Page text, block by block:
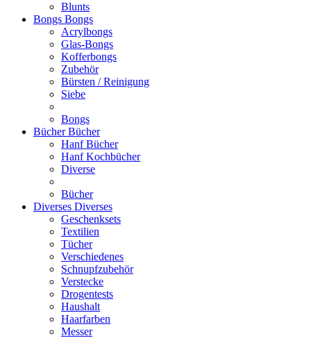
Blunts
Bongs Bongs
Acrylbongs
Glas-Bongs
Kofferbongs
Zubehör
Bürsten / Reinigung
Siebe
Bongs
BücherBücher
Hanf Bücher
Hanf Kochbücher
Diverse
Bücher
Diverses Diverses
Geschenksets
Textilien
Tücher
Verschiedenes
Schnupfzubehör
Verstecke
Drogentests
Haushalt
Haarfarben
Messer